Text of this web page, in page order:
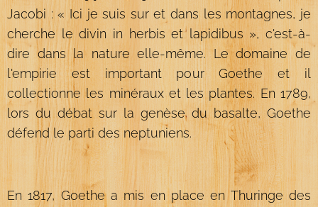
Jacobi : « Ici je suis sur et dans les montagnes, je
cherche le divin in herbis et lapidibus », c'est-à-
dire dans la nature elle-même. Le domaine de
l'empirie est important pour Goethe et il
collectionne les minéraux et les plantes. En 1789,
lors du débat sur la genèse du basalte, Goethe
défend le parti des neptuniens.
En 1817, Goethe a mis en place en Thuringe des